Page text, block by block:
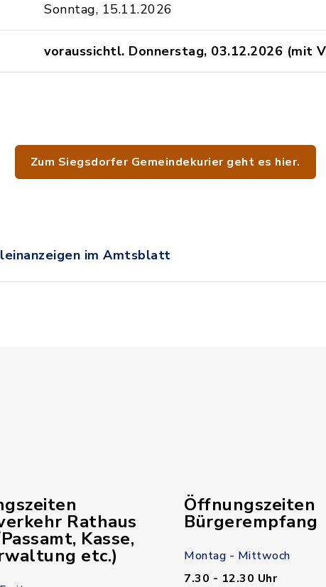
Sonntag, 15.11.2026
voraussichtl. Donnerstag, 03.12.2026 (mit
Zum Siegsdorfer Gemeindekurier geht es hier.
im Amtsblatt
Rathaus
Kasse,
etc.)
Öffnungszeiten
Bürgerempfang
Montag - Mittwoch
7.30 - 12.30 Uhr